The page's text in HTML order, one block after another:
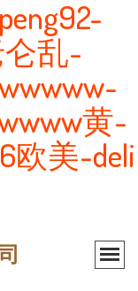
仑乱-
黄-
欧美-deli